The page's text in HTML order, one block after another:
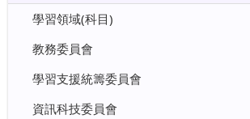
學習領域(科目)
教務委員會
學習支援統籌委員會
資訊科技委員會